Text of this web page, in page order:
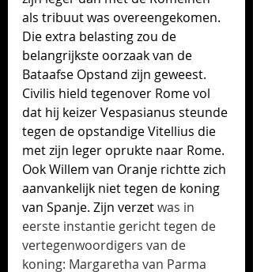
als tribuut was overeengekomen.
Die extra belasting zou de
belangrijkste oorzaak van de
Bataafse Opstand zijn geweest.
Civilis hield tegenover Rome vol
dat hij keizer Vespasianus steunde
tegen de opstandige Vitellius die
met zijn leger oprukte naar Rome.
Ook Willem van Oranje richtte zich
aanvankelijk niet tegen de koning
van Spanje. Zijn verzet was in
eerste instantie gericht tegen de
vertegenwoordigers van de
koning: Margaretha van Parma